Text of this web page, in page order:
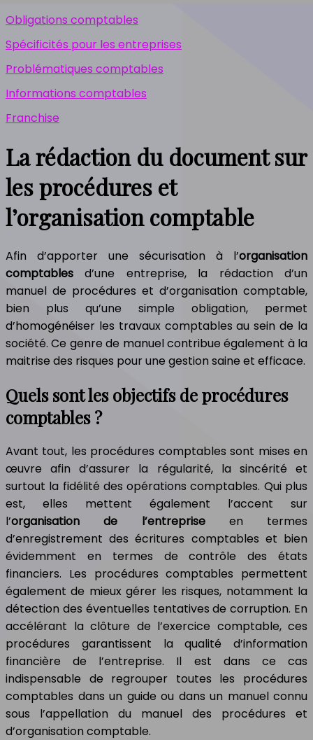
Obligations comptables
Spécificités pour les entreprises
Problématiques comptables
Informations comptables
Franchise
La rédaction du document sur
les procédures et
l’organisation comptable
Afin d’apporter une sécurisation à l’organisation
comptablesd’une entreprise, la rédaction d’un
manuel de procédures et d’organisation comptable,
bien plus qu’une simple obligation, permet
d’homogénéiser les travaux comptables au sein de la
société. Ce genre de manuel contribue également à la
maitrise des risques pour une gestion saine et efficace.
Quels sont les objectifs de procédures
comptables ?
Avant tout, les procédures comptables sont mises en
œuvre afin d’assurer la régularité, la sincérité et
surtout la fidélité des opérations comptables. Qui plus
est, elles mettent également l’accent sur
l’organisation de l’entrepriseen termes
d’enregistrement des écritures comptables et bien
évidemment en termes de contrôle des états
financiers. Les procédures comptables permettent
également de mieux gérer les risques, notamment la
détection des éventuelles tentatives de corruption. En
accélérant la clôture de l’exercice comptable, ces
procédures garantissent la qualité d’information
financière de l’entreprise. Il est dans ce cas
indispensable de regrouper toutes les procédures
comptables dans un guide ou dans un manuel connu
sous l’appellation du manuel des procédures et
d’organisation comptable.